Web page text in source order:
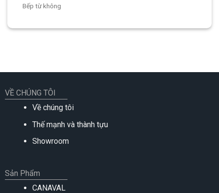
Bếp từ không
VỀ CHÚNG TÔI
Về chúng tôi
Thế mạnh và thành tựu
Showroom
Sản Phẩm
CANAVAL